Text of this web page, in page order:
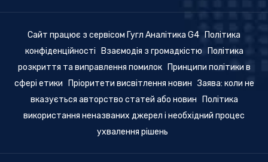
Сайт працює з сервісом Гугл Аналітика G4
Політика
конфіденційності
Взаємодія з громадкістю
Політика
розкриття та виправлення помилок
Принципи політики в
сфері етики
Пріоритети висвітлення новин Заява: коли не
вказується авторство статей або новин
Політика
використання неназваних джерел і необхідний процес
ухвалення рішень